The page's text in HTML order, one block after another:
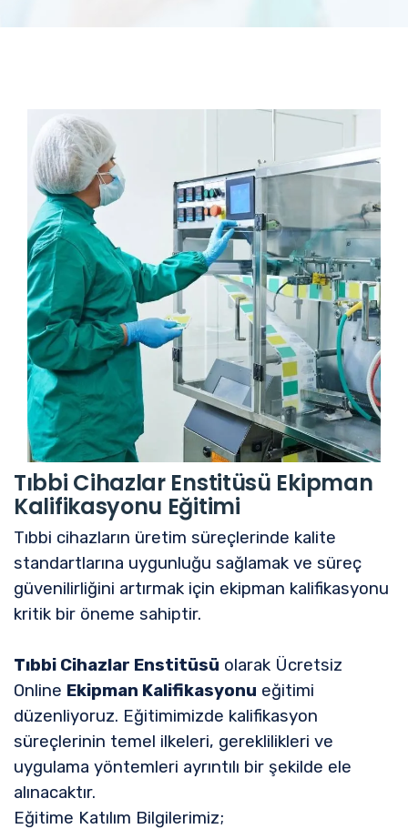
Tıbbi Cihazlar Enstitüsü Ekipman
Kalifikasyonu Eğitimi
Tıbbi cihazların üretim süreçlerinde kalite
standartlarına uygunluğu sağlamak ve süreç
güvenilirliğini artırmak için ekipman kalifikasyonu
kritik bir öneme sahiptir.
Tıbbi Cihazlar Enstitüsü olarak Ücretsiz
Online Ekipman Kalifikasyonu eğitimi
düzenliyoruz. Eğitimimizde kalifikasyon
süreçlerinin temel ilkeleri, gereklilikleri ve
uygulama yöntemleri ayrıntılı bir şekilde ele
alınacaktır.
Eğitime Katılım Bilgilerimiz;